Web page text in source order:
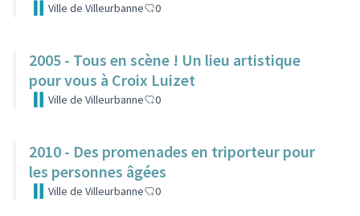
Ville de Villeurbanne 0
2005 - Tous en scène ! Un lieu artistique
pour vous à Croix Luizet
Ville de Villeurbanne 0
2010 - Des promenades en triporteur pour
les personnes âgées
Ville de Villeurbanne 0